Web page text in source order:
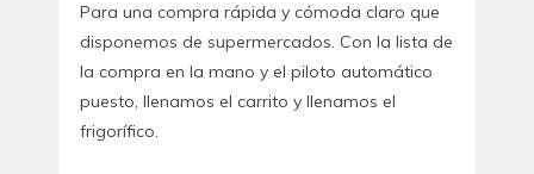
Para una compra rápida y cómoda claro que
disponemos de supermercados. Con la lista de
la compra en la mano y el piloto automático
puesto, llenamos el carrito y llenamos el
frigorífico.